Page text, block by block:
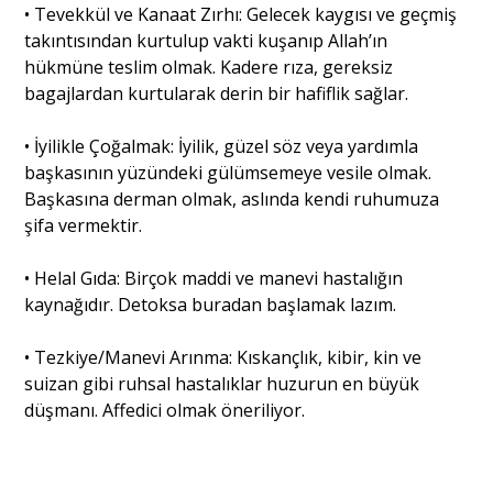
• Tevekkül ve Kanaat Zırhı: Gelecek kaygısı ve geçmiş
takıntısından kurtulup vakti kuşanıp Allah’ın
hükmüne teslim olmak. Kadere rıza, gereksiz
bagajlardan kurtularak derin bir hafiflik sağlar.
• İyilikle Çoğalmak: İyilik, güzel söz veya yardımla
başkasının yüzündeki gülümsemeye vesile olmak.
Başkasına derman olmak, aslında kendi ruhumuza
şifa vermektir.
• Helal Gıda: Birçok maddi ve manevi hastalığın
kaynağıdır. Detoksa buradan başlamak lazım.
• Tezkiye/Manevi Arınma: Kıskançlık, kibir, kin ve
suizan gibi ruhsal hastalıklar huzurun en büyük
düşmanı. Affedici olmak öneriliyor.